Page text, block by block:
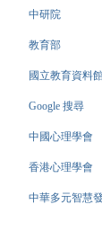
中研院
教育部
國立教育資料
Google 搜尋
中國心理學會
香港心理學會
中華多元智慧